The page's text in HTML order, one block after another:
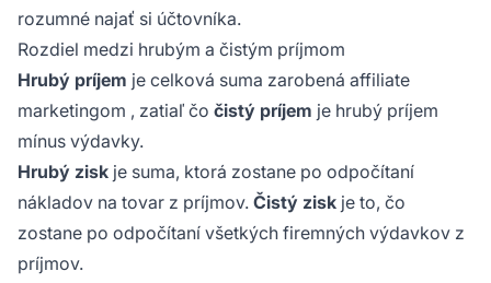
rozumné najať si účtovníka.
Rozdiel medzi hrubým a čistým príjmom
Hrubý príjem je celková suma zarobená affiliate
marketingom , zatiaľ čo čistý príjem je hrubý príjem
mínus výdavky.
Hrubý zisk je suma, ktorá zostane po odpočítaní
nákladov na tovar z príjmov. Čistý zisk je to, čo
zostane po odpočítaní všetkých firemných výdavkov z
príjmov.